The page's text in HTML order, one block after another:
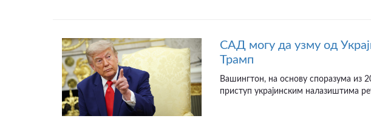
САД могу да узму од
Трамп
Вашингтон, на основу споразума из
приступ украјинским налазиштима